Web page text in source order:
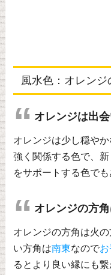
風水色：オレン
オレンジは出
オレンジは少し穏やか
強く関係する色で、
をサポートする色でも
オレンジの方
オレンジの方角は火
い方角は南東なのでお
るとより良い縁にも